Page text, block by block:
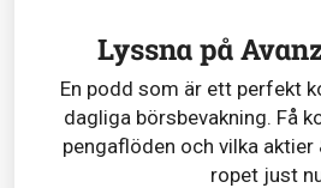
Lyssna på
En podd som är ett perfekt
dagliga börsbevakning. Få
pengaflöden och vilka
ropet just